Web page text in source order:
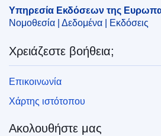
Υπηρεσία Εκδόσεων της
Νομοθεσία | Δεδομένα | Εκδόσεις
Χρειάζεστε βοήθεια;
Επικοινωνία
Χάρτης ιστότοπου
Ακολουθήστε μας